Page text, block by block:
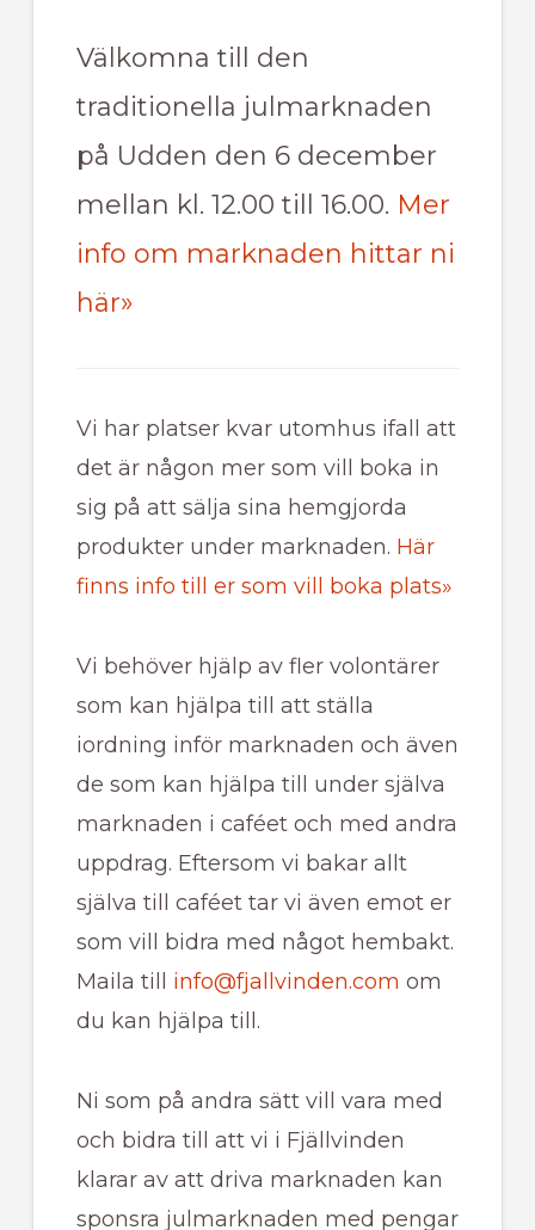
Välkomna till den
traditionella julmarknaden
på Udden den 6 december
mellan kl. 12.00 till 16.00. Mer
info om marknaden hittar ni
här»
Vi har platser kvar utomhus ifall att
det är någon mer som vill boka in
sig på att sälja sina hemgjorda
produkter under marknaden. Här
finns info till er som vill boka plats»
Vi behöver hjälp av fler volontärer
som kan hjälpa till att ställa
iordning inför marknaden och även
de som kan hjälpa till under själva
marknaden i caféet och med andra
uppdrag. Eftersom vi bakar allt
själva till caféet tar vi även emot er
som vill bidra med något hembakt.
Maila till info@fjallvinden.com om
du kan hjälpa till.
Ni som på andra sätt vill vara med
och bidra till att vi i Fjällvinden
klarar av att driva marknaden kan
sponsra julmarknaden med pengar